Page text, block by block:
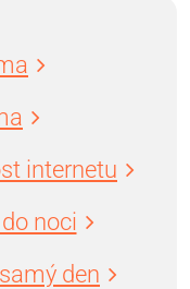
internetu
noci
den